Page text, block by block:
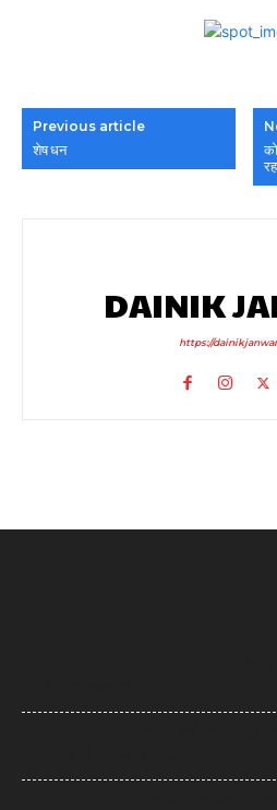
Previous article
शेष धन
DAINIK
https://